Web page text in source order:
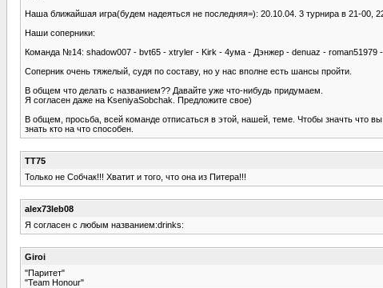
Наша ближайшая игра(будем надеяться не последняя=): 20.10.04. 3 турнира в 21-00,
Наши соперники:
Команда №14: shadow007 - bvt65 - xtryler - Kirk - 4ума - Дэнжер - denuaz - roman51979
Соперник очень тяжелый, судя по составу, но у нас вполне есть шансы пройти.
В общем что делать с названием?? Давайте уже что-нибудь придумаем.
Я согласен даже на KseniyaSobchak. Предложите свое)
В общем, просьба, всей команде отписаться в этой, нашей, теме. Чтобы значть что
знать кто на что способен.
TT75
Только не Собчак!!! Хватит и того, что она из Питера!!!
alex73leb08
Я согласен с любым названием:drinks:
Giroi
"Паритет"
"Team Honour"